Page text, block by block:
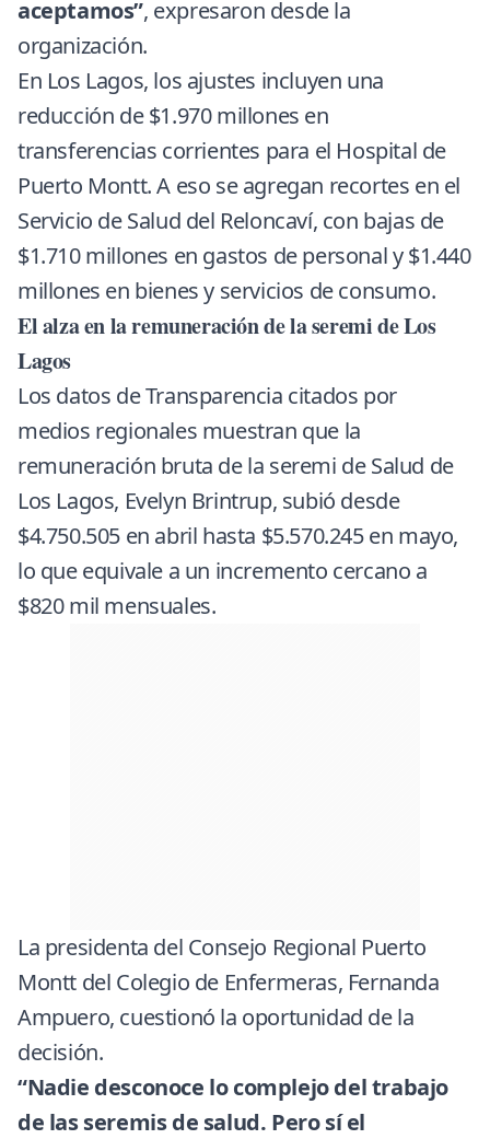
aceptamos”, expresaron desde la
organización.
En Los Lagos, los ajustes incluyen una
reducción de $1.970 millones en
transferencias corrientes para el Hospital de
Puerto Montt. A eso se agregan recortes en el
Servicio de Salud del Reloncaví, con bajas de
$1.710 millones en gastos de personal y $1.440
millones en bienes y servicios de consumo.
El alza en la remuneración de la seremi de Los
Lagos
Los datos de Transparencia citados por
medios regionales muestran que la
remuneración bruta de la seremi de Salud de
Los Lagos, Evelyn Brintrup, subió desde
$4.750.505 en abril hasta $5.570.245 en mayo,
lo que equivale a un incremento cercano a
$820 mil mensuales.
La presidenta del Consejo Regional Puerto
Montt del Colegio de Enfermeras, Fernanda
Ampuero, cuestionó la oportunidad de la
decisión.
“Nadie desconoce lo complejo del trabajo
de las seremis de salud. Pero sí el